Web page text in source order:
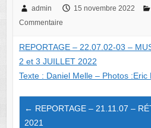
admin 15 novembre 2022
Commentaire
REPORTAGE – 22.07.02-03 –
2 et 3 JUILLET 2022
Texte : Daniel Melle – Photos
← REPORTAGE – 21.11.07 –
2021